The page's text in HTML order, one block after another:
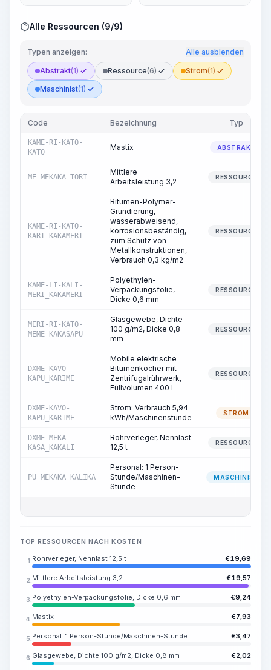
Alle Ressourcen (9/9)
Typen anzeigen: Alle ausblenden
Abstrakt(1) Ressource(6) Strom(1)
Maschinist(1)
Code Bezeichnung Typ
KAME-RI-KATO-
KATO
Mastix ABSTRAKT
ME_MEKAKA_TORI
Mittlere
Arbeitsleistung 3,2
RESSOURCE
KAME-RI-KATO-
KARI_KAKAMERI
Bitumen-Polymer-
Grundierung,
wasserabweisend,
korrosionsbeständig,
zum Schutz von
Metallkonstruktionen,
Verbrauch 0,3 kg/m2
RESSOURCE
KAME-LI-KALI-
MERI_KAKAMERI
Polyethylen-
Verpackungsfolie,
Dicke 0,6 mm
RESSOURCE
MERI-RI-KATO-
MEME_KAKASAPU
Glasgewebe, Dichte
100 g/m2, Dicke 0,8
mm
RESSOURCE
DXME-KAVO-
KAPU_KARIME
Mobile elektrische
Bitumenkocher mit
Zentrifugalrührwerk,
Füllvolumen 400 l
RESSOURCE
DXME-KAVO-
KAPU_KARIME
Strom: Verbrauch 5,94
kWh/Maschinenstunde
STROM
DXME-MEKA-
KASA_KAKALI
Rohrverleger, Nennlast
12,5 t
RESSOURCE
PU_MEKAKA_KALIKA
Personal: 1 Person-
Stunde/Maschinen-
Stunde
MASCHINIST
TOP RESSOURCEN NACH KOSTEN
1. Rohrverleger, Nennlast 12,5 t €19,69
2. Mittlere Arbeitsleistung 3,2 €19,57
3. Polyethylen-Verpackungsfolie, Dicke 0,6 mm €9,24
4. Mastix €7,93
5. Personal: 1 Person-Stunde/Maschinen-Stunde €3,47
6. Glasgewebe, Dichte 100 g/m2, Dicke 0,8 mm €2,02